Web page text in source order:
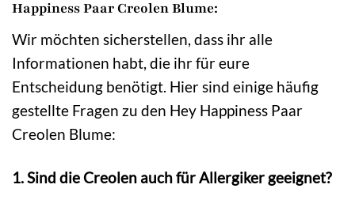
Happiness Paar Creolen Blume:
Wir möchten sicherstellen, dass ihr alle
Informationen habt, die ihr für eure
Entscheidung benötigt. Hier sind einige häufig
gestellte Fragen zu den Hey Happiness Paar
Creolen Blume:
1. Sind die Creolen auch für Allergiker geeignet?